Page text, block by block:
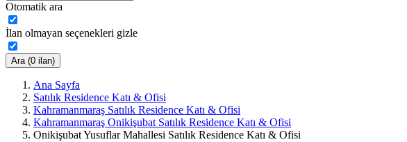
Otomatik ara
İlan olmayan seçenekleri gizle
Ara (0 ilan)
Ana Sayfa
Satılık Residence Katı & Ofisi
Kahramanmaraş Satılık Residence Katı & Ofisi
Kahramanmaraş Onikişubat Satılık Residence Katı & Ofisi
Onikişubat Yusuflar Mahallesi Satılık Residence Katı & Ofisi